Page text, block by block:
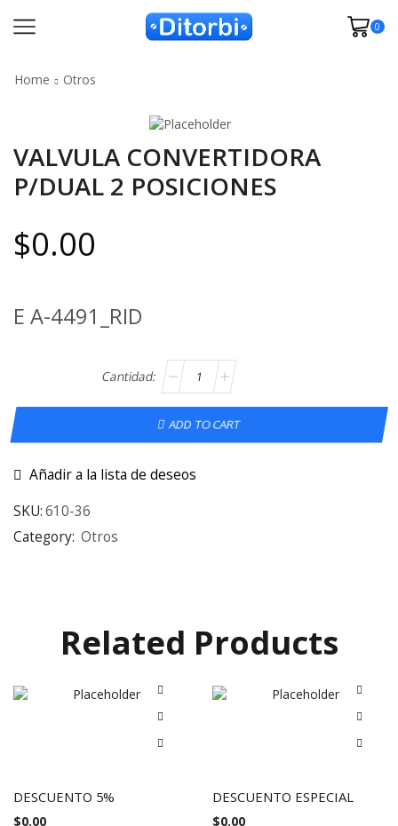
0
Home Otros
VALVULA CONVERTIDORA
P/DUAL 2 POSICIONES
$0.00
E A-4491_RID
ADD TO CART
Añadir a la lista de deseos
SKU:610-36
Category: Otros
Related Products
DESCUENTO 5%
$0.00
DESCUENTO ESPECIAL
$0.00